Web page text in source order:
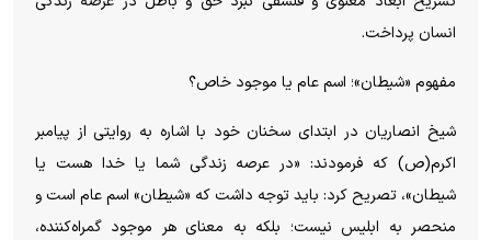
انسان پرداخت.
مفهوم «شیطان»؛ اسم عام یا موجود خاص؟
شیخ انصاریان در ابتدای سخنان خود با اشاره به روایتی از پیامبر
اکرم(ص) که فرمودند: «در عرصه زندگی شما یا خدا هست یا
شیطان»، تصریح کرد: باید توجه داشت که «شیطان» اسم عام است و
منحصر به ابلیس نیست؛ بلکه به معنای هر موجود گمراه‌کننده،